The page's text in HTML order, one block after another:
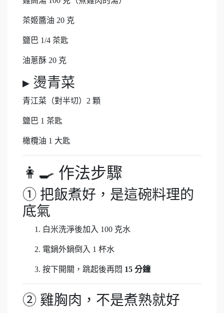
茶姬醬油 20 克
鹽巴 1/4 茶匙
油蔥酥 20 克
▸ 燙青菜
青江菜（對半切）2 顆
鹽巴 1 茶匙
橄欖油 1 大匙
👩‍🍳 作法步驟
① 把飯煮好，是這碗料理的
底氣
白米洗淨後加入 100 克水
電鍋外鍋倒入 1 杯水
按下開關，跳起後再悶 15 分鐘
② 雞胸肉，不是煮熟就好